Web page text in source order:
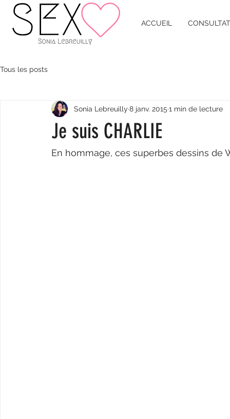
ACCUEIL
Tous les posts
Je suis CHARLIE
Sonia Lebreuilly 8 janv. 2015 1 min de lecture
En hommage, ces superbes dessins de